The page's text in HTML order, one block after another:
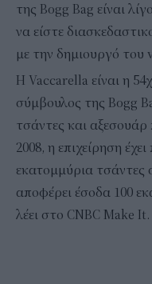
της Bogg Bag είναι
να είστε
με την δημιουργό του
Η Vaccarella είναι η
σύμβουλος της Bogg
τσάντες και αξεσουάρ
2008, η επιχείρηση
εκατομμύρια τσάντες
αποφέρει έσοδα 100
λέει στο CNBC Make It.